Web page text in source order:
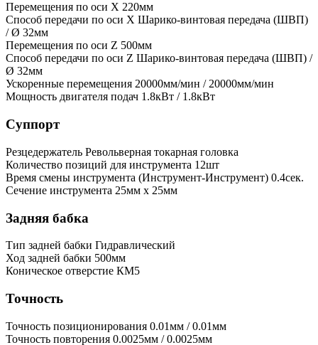
Перемещения по оси X 220мм
Способ передачи по оси X Шарико-винтовая передача (ШВП)
/ Ø 32мм
Перемещения по оси Z 500мм
Способ передачи по оси Z Шарико-винтовая передача (ШВП) /
Ø 32мм
Ускоренные перемещения 20000мм/мин / 20000мм/мин
Мощность двигателя подач 1.8кВт / 1.8кВт
Суппорт
Резцедержатель Револьверная токарная головка
Количество позиций для инструмента 12шт
Время смены инструмента (Инструмент-Инструмент) 0.4сек.
Сечение инструмента 25мм x 25мм
Задняя бабка
Тип задней бабки Гидравлический
Ход задней бабки 500мм
Коническое отверстие КМ5
Точность
Точность позиционирования 0.01мм / 0.01мм
Точность повторения 0.0025мм / 0.0025мм